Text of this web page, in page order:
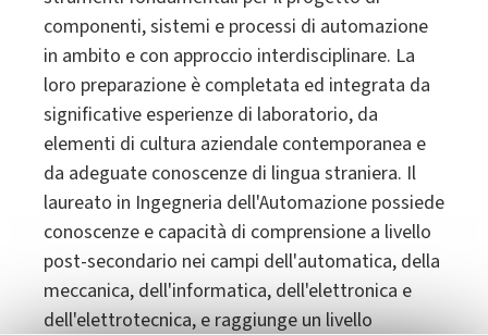
componenti, sistemi e processi di automazione
in ambito e con approccio interdisciplinare. La
loro preparazione è completata ed integrata da
significative esperienze di laboratorio, da
elementi di cultura aziendale contemporanea e
da adeguate conoscenze di lingua straniera. Il
laureato in Ingegneria dell'Automazione possiede
conoscenze e capacità di comprensione a livello
post-secondario nei campi dell'automatica, della
meccanica, dell'informatica, dell'elettronica e
dell'elettrotecnica, e raggiunge un livello